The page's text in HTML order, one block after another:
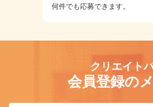
何件でも応募できます。
クリエイト
会員登録の